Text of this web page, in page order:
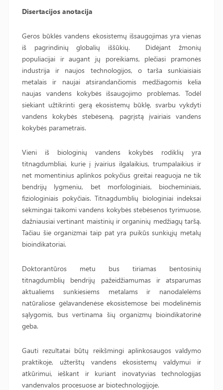
Disertacijos anotacija
Geros būklės vandens ekosistemų išsaugojimas yra vienas
iš pagrindinių globalių iššūkių. Didėjant žmonių
populiacijai ir augant jų poreikiams, plečiasi pramonės
industrija ir naujos technologijos, o tarša sunkiaisiais
metalais ir naujai atsirandančiomis medžiagomis kelia
naujas vandens kokybės išsaugojimo problemas. Todėl
siekiant užtikrinti gerą ekosistemų būklę, svarbu vykdyti
vandens kokybės stebėseną, pagrįstą įvairiais vandens
kokybės parametrais.
Vieni iš biologinių vandens kokybės rodiklių yra
titnagdumbliai, kurie į įvairius ilgalaikius, trumpalaikius ir
net momentinius aplinkos pokyčius greitai reaguoja ne tik
bendrijų lygmeniu, bet morfologiniais, biocheminiais,
fiziologiniais pokyčiais. Titnagdumblių biologiniai indeksai
sėkmingai taikomi vandens kokybės stebėsenos tyrimuose,
dažniausiai vertinant maistinių ir organinių medžiagų taršą.
Tačiau šie organizmai taip pat yra puikūs sunkiųjų metalų
bioindikatoriai.
Doktorantūros metu bus tiriamas bentosinių
titnagdumblių bendrijų pažeidžiamumas ir atsparumas
aktualiems sunkiesiems metalams ir nanodalelėms
natūraliose gėlavandenėse ekosistemose bei modelinėmis
sąlygomis, bus vertinama šių organizmų bioindikatorinė
geba.
Gauti rezultatai būtų reikšmingi aplinkosaugos valdymo
praktikoje, užterštų vandens ekosistemų valdymui ir
atkūrimui, ieškant ir kuriant inovatyvias technologijas
vandenvalos procesuose ar biotechnologijoje.